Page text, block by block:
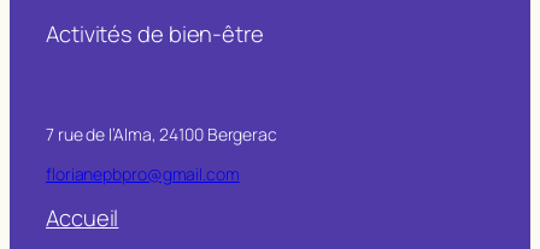
Activités de bien-être
7 rue de l’Alma, 24100 Bergerac
florianepbpro@gmail.com
Accueil